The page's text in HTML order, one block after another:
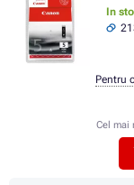
In
Cel mai
Pentru